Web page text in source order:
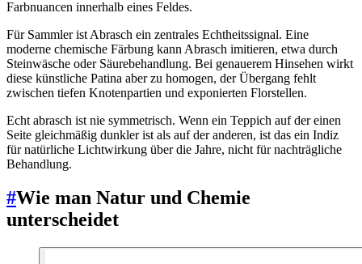
Farbnuancen innerhalb eines Feldes.
Für Sammler ist Abrasch ein zentrales Echtheitssignal. Eine
moderne chemische Färbung kann Abrasch imitieren, etwa durch
Steinwäsche oder Säurebehandlung. Bei genauerem Hinsehen wirkt
diese künstliche Patina aber zu homogen, der Übergang fehlt
zwischen tiefen Knotenpartien und exponierten Florstellen.
Echt abrasch ist nie symmetrisch. Wenn ein Teppich auf der einen
Seite gleichmäßig dunkler ist als auf der anderen, ist das ein Indiz
für natürliche Lichtwirkung über die Jahre, nicht für nachträgliche
Behandlung.
#Wie man Natur und Chemie
unterscheidet